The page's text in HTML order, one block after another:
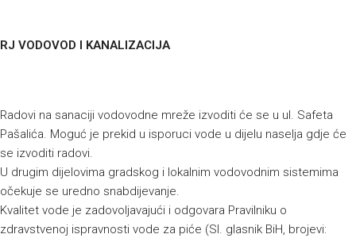
RJ VODOVOD I KANALIZACIJA
Radovi na sanaciji vodovodne mreže izvoditi će se u ul. Safeta
Pašalića. Moguć je prekid u isporuci vode u dijelu naselja gdje će
se izvoditi radovi.
U drugim dijelovima gradskog i lokalnim vodovodnim sistemima
očekuje se uredno snabdijevanje.
Kvalitet vode je zadovoljavajući i odgovara Pravilniku o
zdravstvenoj ispravnosti vode za piće (Sl. glasnik BiH, brojevi: